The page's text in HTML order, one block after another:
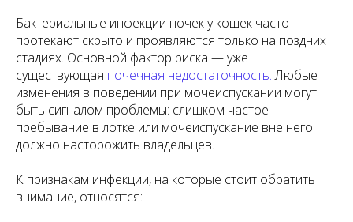
Бактериальные инфекции почек у кошек часто
протекают скрыто и проявляются только на поздних
стадиях. Основной фактор риска — уже
существующая почечная недостаточность.Любые
изменения в поведении при мочеиспускании могут
быть сигналом проблемы: слишком частое
пребывание в лотке или мочеиспускание вне него
должно насторожить владельцев.
К признакам инфекции, на которые стоит обратить
внимание, относятся: